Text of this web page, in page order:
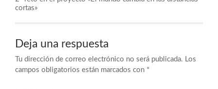
cortas»
Deja una respuesta
Tu dirección de correo electrónico no será publicada. Los
campos obligatorios están marcados con *